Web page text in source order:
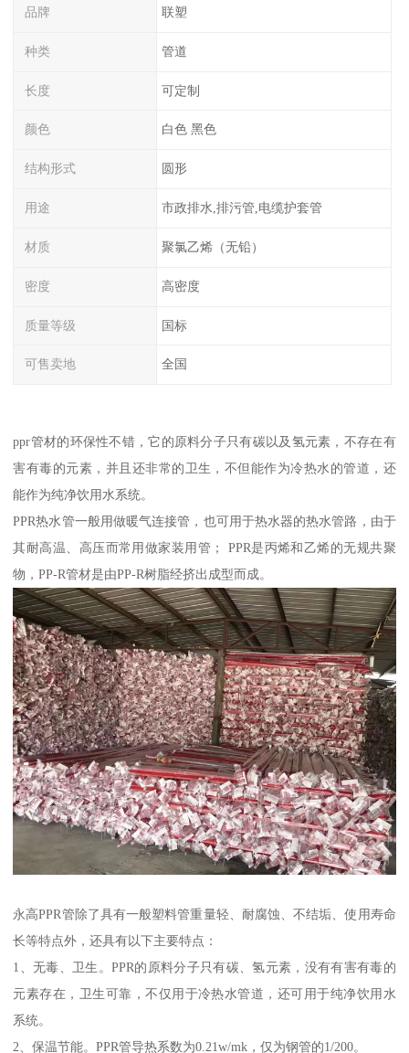
品牌 联塑
种类 管道
长度 可定制
颜色 白色 黑色
结构形式 圆形
用途 市政排水,排污管,电缆护套管
材质 聚氯乙烯（无铅）
密度 高密度
质量等级 国标
可售卖地 全国
ppr管材的环保性不错，它的原料分子只有碳以及氢元素，不存在有
害有毒的元素，并且还非常的卫生，不但能作为冷热水的管道，还
能作为纯净饮用水系统。
PPR热水管一般用做暖气连接管，也可用于热水器的热水管路，由于
其耐高温、高压而常用做家装用管； PPR是丙烯和乙烯的无规共聚
物，PP-R管材是由PP-R树脂经挤出成型而成。
永高PPR管除了具有一般塑料管重量轻、耐腐蚀、不结垢、使用寿命
长等特点外，还具有以下主要特点：
1、无毒、卫生。PPR的原料分子只有碳、氢元素，没有有害有毒的
元素存在，卫生可靠，不仅用于冷热水管道，还可用于纯净饮用水
系统。
2、保温节能。PPR管导热系数为0.21w/mk，仅为钢管的1/200。